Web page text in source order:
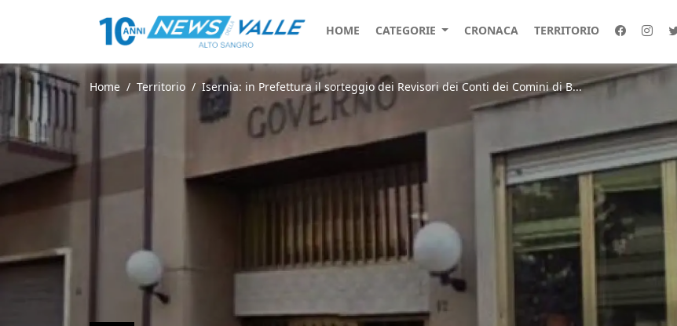
HOME CATEGORIE CRONACA TERRITORIO
Home Territorio Isernia: in Prefettura il sorteggio dei Revisori dei Conti dei Comini di B...